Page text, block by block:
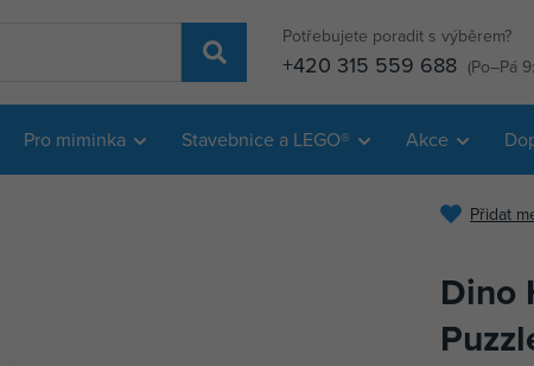
Potřebujete poradit s výběrem?
+420 315 559 688 (Po–Pá
Pro miminka Stavebnice a LEGO® Akce
Přidat
Dino